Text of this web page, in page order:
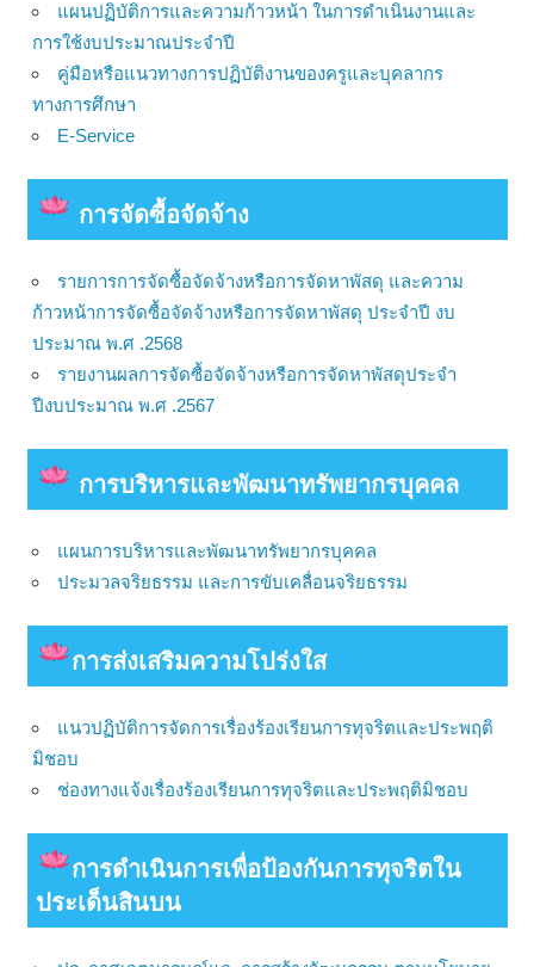
แผนปฏิบัติการและความก้าวหน้า ในการดำเนินงานและ
การใช้งบประมาณประจำปี
คู่มือหรือแนวทางการปฏิบัติงานของครูและบุคลากร
ทางการศึกษา
E-Service
การจัดซื้อจัดจ้าง
รายการการจัดซื้อจัดจ้างหรือการจัดหาพัสดุ และความ
ก้าวหน้าการจัดซื้อจัดจ้างหรือการจัดหาพัสดุ ประจำปี งบ
ประมาณ พ.ศ .2568
รายงานผลการจัดซื้อจัดจ้างหรือการจัดหาพัสดุประจำ
ปีงบประมาณ พ.ศ .2567
การบริหารและพัฒนาทรัพยากรบุคคล
แผนการบริหารและพัฒนาทรัพยากรบุคคล
ประมวลจริยธรรม และการขับเคลื่อนจริยธรรม
การส่งเสริมความโปร่งใส
แนวปฏิบัติการจัดการเรื่องร้องเรียนการทุจริตและประพฤติ
มิชอบ
ช่องทางแจ้งเรื่องร้องเรียนการทุจริตและประพฤติมิชอบ
การดําเนินการเพื่อป้องกันการทุจริตใน
ประเด็นสินบน